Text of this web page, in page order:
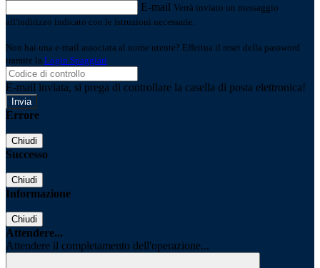
E-mail Verrà inviato un messaggio
all'indirizzo indicato con le istruzioni necessarie.
Non hai una e-mail associata al nome utente? Effettua il reset della password
tramite la Login Spaggiari
E-mail inviata, si prega di controllare la casella di posta elettronica!
Errore
Chiudi
Successo
Chiudi
Informazione
Chiudi
Attendere...
Attendere il completamento dell'operazione...